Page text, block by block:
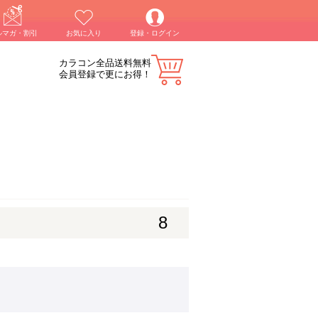
マガ・割引 お気に入り 登録・ログイン
カラコン全品送料無料
会員登録で更にお得！
8